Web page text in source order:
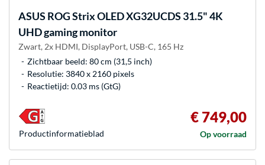
ASUS ROG Strix OLED XG32UCDS 31.5" 4K
UHD gaming monitor
Zwart, 2x HDMI, DisplayPort, USB-C, 165 Hz
Zichtbaar beeld: 80 cm (31,5 inch)
Resolutie: 3840 x 2160 pixels
Reactietijd: 0.03 ms (GtG)
€ 749,00
Op voorraad
Product­informatieblad